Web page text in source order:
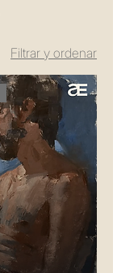
Filtrar y ordenar